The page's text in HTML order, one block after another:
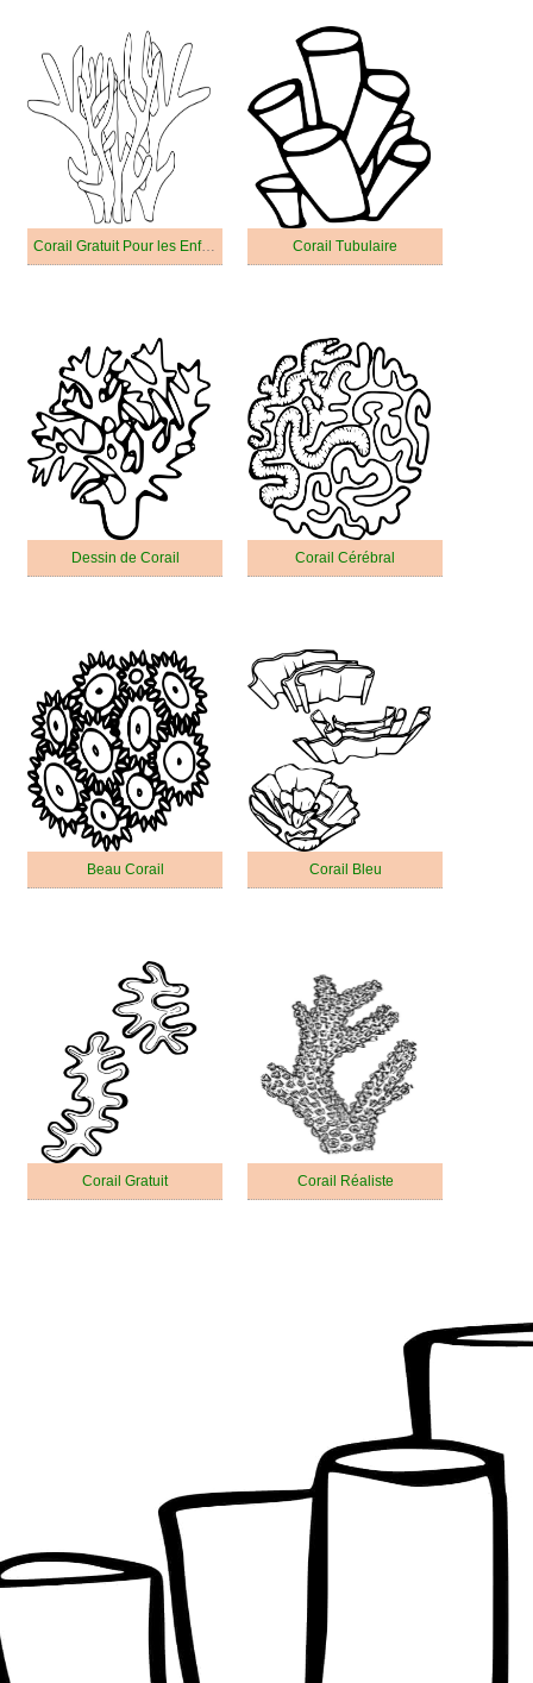
Corail Gratuit Pour les Enfants Corail Tubulaire
Dessin de Corail Corail Cérébral
Beau Corail Corail Bleu
Corail Gratuit Corail Réaliste